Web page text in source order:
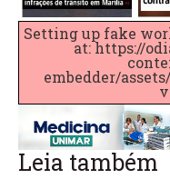
Setting up fake
at: https://
embedder/
Leia também